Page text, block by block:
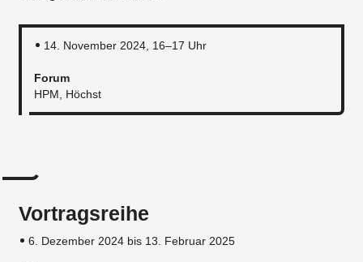
14. November 2024, 16–17 Uhr
Forum
HPM, Höchst
Vortragsreihe
6. Dezember 2024 bis 13. Februar 2025